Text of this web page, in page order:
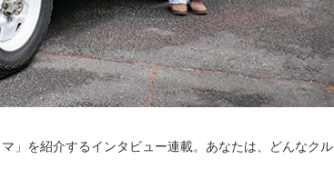
」を紹介するインタビュー連載。あなたは、どんなクル